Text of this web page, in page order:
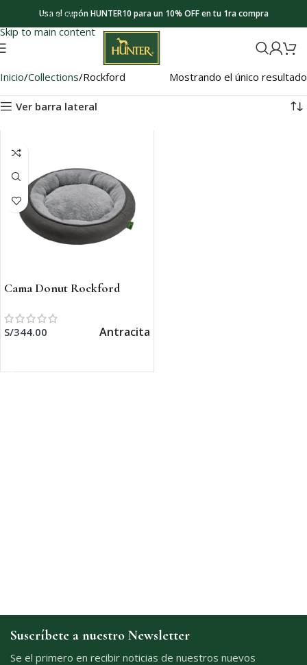
Skip to navigation
Skip to main content
Usa el cupón HUNTER10 para un 10% OFF en tu 1ra compra
Inicio Collections Rockford Mostrando el único resultado
Ver barra lateral
Cama Donut Rockford
S/344.00 Antracita
Suscríbete a nuestro Newsletter
Se el primero en recibir noticias de nuestros nuevos